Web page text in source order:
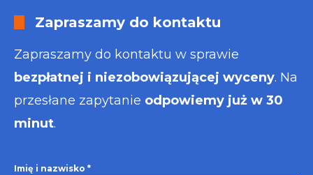
Zapraszamy do kontaktu
Zapraszamy do kontaktu w sprawie
bezpłatnej i niezobowiązującej wyceny. Na
przesłane zapytanie odpowiemy już w 30
minut.
Imię i nazwisko *